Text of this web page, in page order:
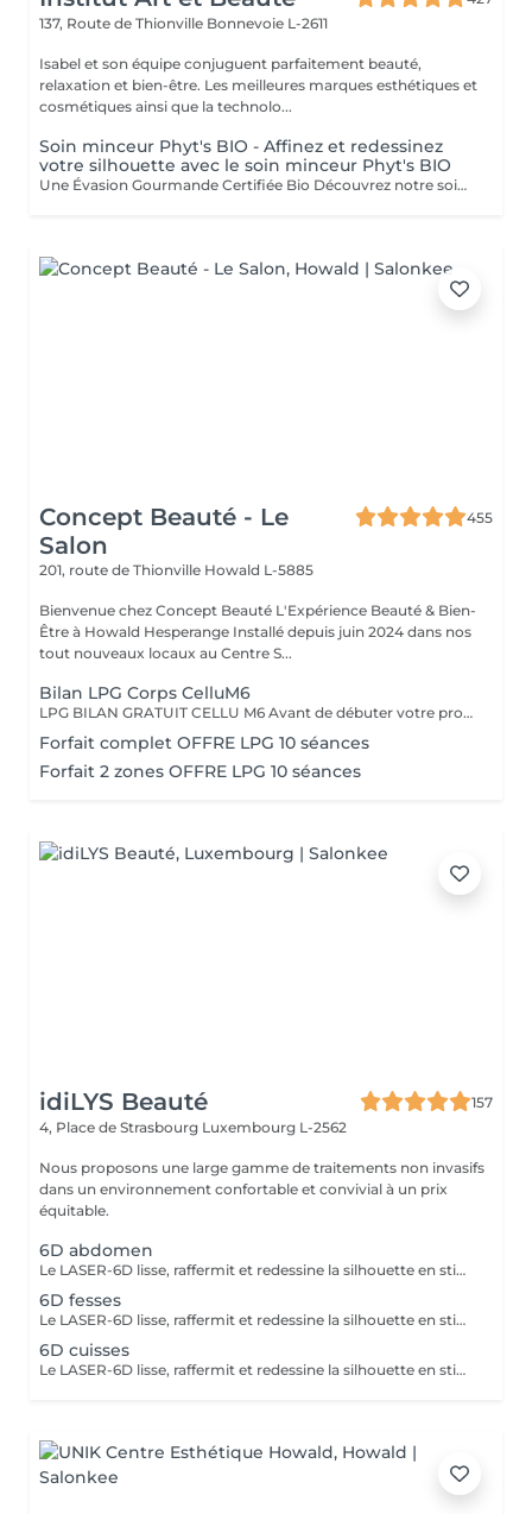
137, Route de Thionville Bonnevoie L-2611
Isabel et son équipe conjuguent parfaitement beauté,
relaxation et bien-être. Les meilleures marques esthétiques et
cosmétiques ainsi que la technolo...
Soin minceur Phyt's BIO - Affinez et redessinez
votre silhouette avec le soin minceur Phyt's BIO
Une Évasion Gourmande Certifiée Bio Découvrez notre soin Escapade Gourmande, une véritable évasion sensorielle certifiée bio par PHYT'S, alliant douceur et plaisir pour un moment de détente absolu. Gommage au Coco : Exfoliation Douce : La pulpe de coco élimine délicatement les cellules mortes, révélant une peau douce et lisse. Sublimation de la Peau : Ce gommage sublime votre teint pour un éclat naturel et rafraîchissant. Enveloppement au Beurre de Karité : Hydratation Intense : Le beurre de karité fond sur votre corps, offrant une hydratation profonde et nourrissante. Relaxation Profonde : Ce modelage bien-être procure une relaxation totale et un confort inégalé. Enveloppement au Cacao : Éveil des Sens : Le cacao enveloppe votre peau d'une chaleur parfumée, éveillant vos sens et prolongeant la sensation de bien-être. Plaisir Gourmand : Le parfum envoûtant du cacao ajoute une touche de gourmandise à votre expérience. Une Évasion Sensorielle Unique : Ce soin est une véritable aventure sensorielle, offrant bien-être et plaisir à chaque étape. Ingrédients Bio : Profitez des bienfaits de la nature avec des ingrédients certifiés bio, tout en respectant l'environnement. Un Moment de Pure Indulgence un moment rien que pour vous où le stress et les tensions fondent comme neige au soleil. Vous méritez ce moment de luxe et de bien-être. venez vivre cette escapade gourmande inoubliable. Esthéticiennes Fatima Lisette Carla Marie Francesca Mirza
Concept Beauté - Le
Salon
455
201, route de Thionville Howald L-5885
Bienvenue chez Concept Beauté L'Expérience Beauté & Bien-
Être à Howald Hesperange Installé depuis juin 2024 dans nos
tout nouveaux locaux au Centre S...
Bilan LPG Corps CelluM6
LPG BILAN GRATUIT CELLU M6 Avant de débuter votre programme LPG, nous vous offrons un bilan personnalisé. Cette séance permet d'analyser votre peau, d'évaluer vos besoins et de définir ensemble le protocole le plus adapté à vos objectifs (fermeté, cellulite, drainage, remodelage). Grâce à la technologie brevetée LPG Endermologie, nous vous conseillons un programme sur-mesure pour optimiser vos résultats dès la première séance. Un accompagnement exclusif : En plus de votre programme LPG, bénéficiez des conseils d'une professionnelle, coach en nutrition et bien-être, pour des résultats optimisés et durables. Un suivi global pour retrouver une silhouette harmonieuse et une meilleure vitalité ! Le Lipomassage est une technique issu de l'endermologie ,c'est la solution aux problèmes de cellulite, de graisses localisées et de relachement cutané. Cellu M6 combine trois efets majeurs: - Le destockage : il active la lipolyse et stimule les adipocytes déclenchant la libération des graisses - Le raffermissement : il stimule les fibroblastes pour générer collagène et élastine - Le rescultage : il décloisonne les amas graisseux et agit sur les septas ( aspect capitons )
Forfait complet OFFRE LPG 10 séances
Forfait 2 zones OFFRE LPG 10 séances
idiLYS Beauté
157
4, Place de Strasbourg Luxembourg L-2562
Nous proposons une large gamme de traitements non invasifs
dans un environnement confortable et convivial à un prix
équitable.
6D abdomen
Le LASER-6D lisse, raffermit et redessine la silhouette en stimulant la peau en profondeur pour atténuer visiblement la cellulite. La LUMINOTHÉRAPIE du visage consiste à exposer la peau à des lumières LED afin de stimuler le renouvellement cellulaire et améliorer l'éclat du teint.
6D fesses
Le LASER-6D lisse, raffermit et redessine la silhouette en stimulant la peau en profondeur pour atténuer visiblement la cellulite.
6D cuisses
Le LASER-6D lisse, raffermit et redessine la silhouette en stimulant la peau en profondeur pour atténuer visiblement la cellulite. La LUMINOTHÉRAPIE du visage consiste à exposer la peau à des lumières LED afin de stimuler le renouvellement cellulaire et améliorer l'éclat du teint.